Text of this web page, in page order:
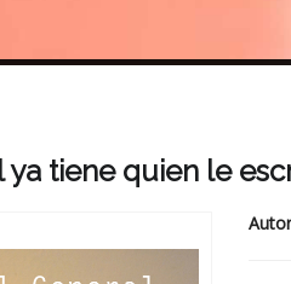
ya tiene quien le